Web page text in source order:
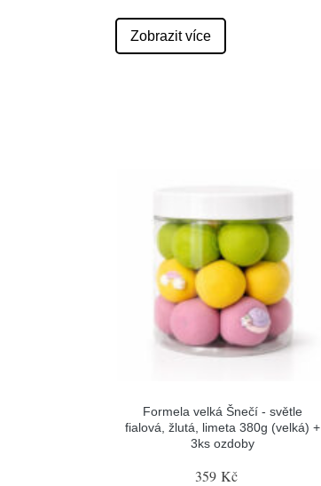
Zobrazit více
Formela velká Šnečí - světle
fialová, žlutá, limeta 380g (velká) +
3ks ozdoby
359 Kč